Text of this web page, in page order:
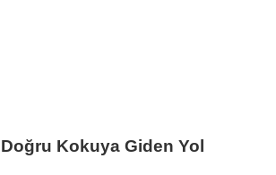
Kokuya Giden Yol